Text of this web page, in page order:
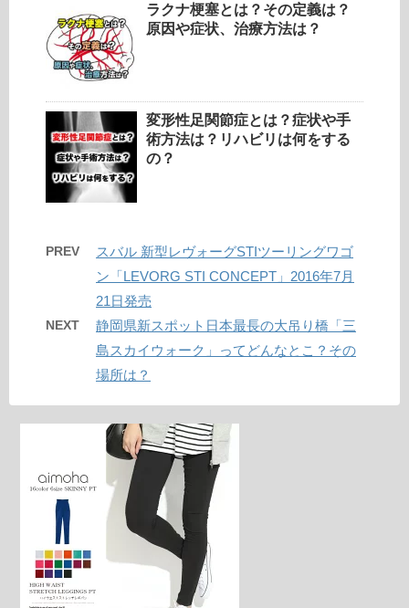
ラクナ梗塞とは？その定義は？
原因や症状、治療方法は？
変形性足関節症とは？症状や手
術方法は？リハビリは何をする
の？
PREV
スバル 新型レヴォーグSTIツーリングワゴ
ン「LEVORG STI CONCEPT」2016年7月
21日発売
NEXT
静岡県新スポット日本最長の大吊り橋「三
島スカイウォーク」ってどんなとこ？その
場所は？